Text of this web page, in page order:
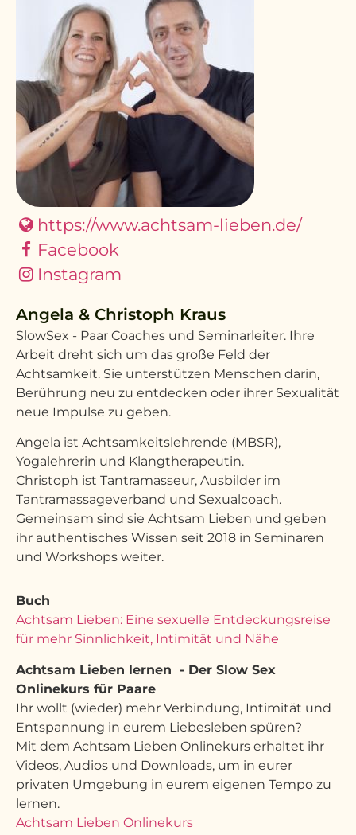
https://www.achtsam-lieben.de/
Facebook
Instagram
Angela & Christoph Kraus
SlowSex - Paar Coaches und Seminarleiter. Ihre
Arbeit dreht sich um das große Feld der
Achtsamkeit. Sie unterstützen Menschen darin,
Berührung neu zu entdecken oder ihrer Sexualität
neue Impulse zu geben.
Angela ist Achtsamkeitslehrende (MBSR),
Yogalehrerin und Klangtherapeutin.
Christoph ist Tantramasseur, Ausbilder im
Tantramassageverband und Sexualcoach.
Gemeinsam sind sie Achtsam Lieben und geben
ihr authentisches Wissen seit 2018 in Seminaren
und Workshops weiter.
Buch
Achtsam Lieben: Eine sexuelle Entdeckungsreise
für mehr Sinnlichkeit, Intimität und Nähe
Achtsam Lieben lernen - Der Slow Sex
Onlinekurs für Paare
Ihr wollt (wieder) mehr Verbindung, Intimität und
Entspannung in eurem Liebesleben spüren?
Mit dem Achtsam Lieben Onlinekurs erhaltet ihr
Videos, Audios und Downloads, um in eurer
privaten Umgebung in eurem eigenen Tempo zu
lernen.
Achtsam Lieben Onlinekurs